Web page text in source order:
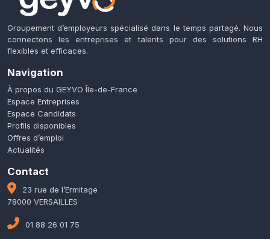
Groupement d’employeurs spécialisé dans le temps partagé. Nous
connectons les entreprises et talents pour des solutions RH
flexibles et efficaces.
Navigation
À propos du GEYVO Île-de-France
Espace Entreprises
Espace Candidats
Profils disponibles
Offres d’emploi
Actualités
Contact
23 rue de l’Ermitage
78000 VERSAILLES
01 88 26 01 75